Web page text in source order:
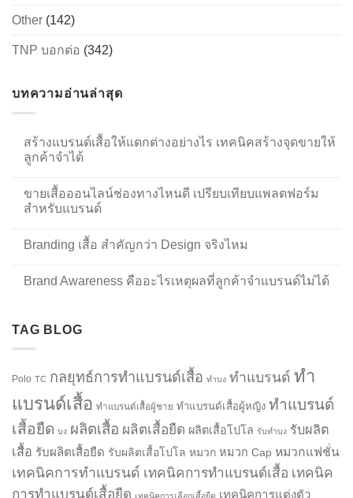
Other (142)
TNP บอกต่อ (342)
บทความอ่านล่าสุด
สร้างแบรนด์เสื้อให้แตกต่างอย่างไร เทคนิคสร้างจุดขายให้
ลูกค้าจำได้
ขายเสื้อออนไลน์ช่องทางไหนดี เปรียบเทียบแพลตฟอร์ม
สำหรับแบรนด์
Branding เสื้อ สำคัญกว่า Design จริงไหม
Brand Awareness คืออะไรเหตุผลที่ลูกค้าจำแบรนด์ไม่ได้
TAG BLOG
Polo TC กลยุทธ์การทำแบรนด์เสื้อ ทำบง ทำแบรนด์ ทำ
แบรนด์เสื้อ ทำแบรนด์เสื้อผู้ชาย ทำแบรนด์เสื้อผู้หญิง ทำแบรนด์
เสื้อยืด บง ผลิตเสื้อ ผลิตเสื้อยืด ผลิตเสื้อโปโล รับทำบง รับผลิต
เสื้อ รับผลิตเสื้อยืด รับผลิตเสื้อโปโล หมวก หมวก Cap หมวกแฟชั่น
เทคนิคการทำแบรนด์ เทคนิคการทำแบรนด์เสื้อ เทคนิค
การทำแบรนด์เสื้อยืด เทคนิคการเลือกเสื้อยืด เทคนิคการแต่งตัว